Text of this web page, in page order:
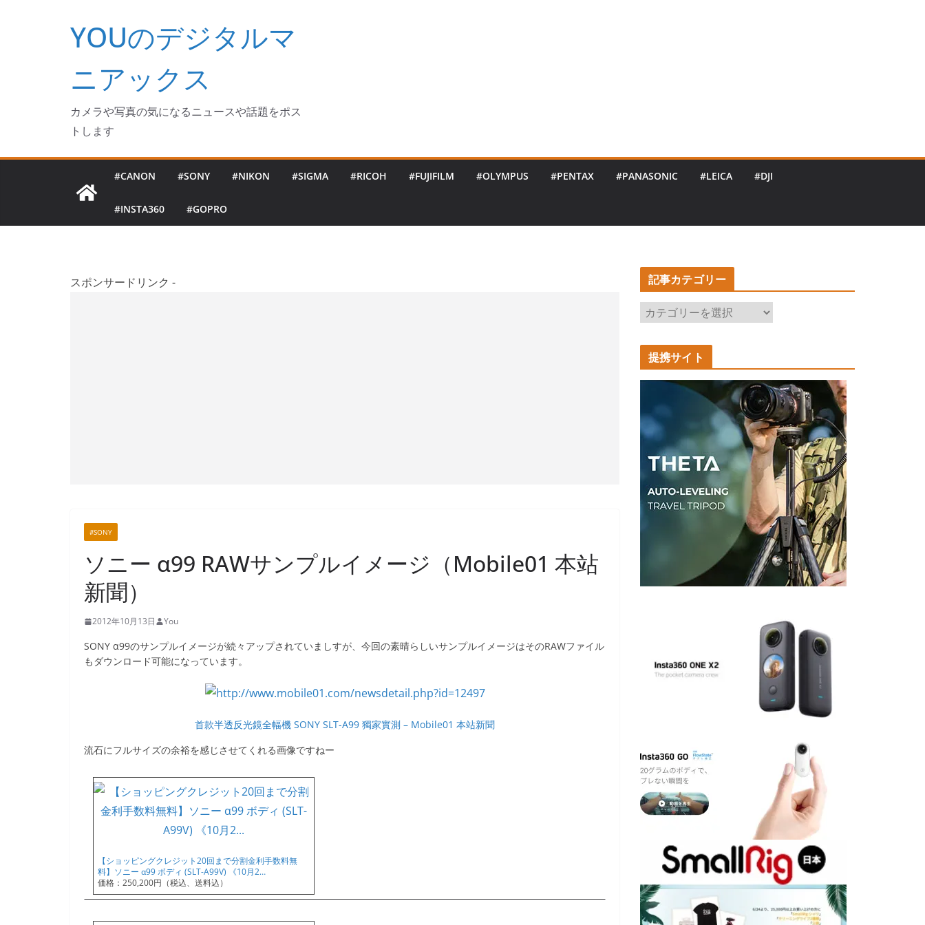
ッ
YOUのデジタルマ
ニアックス
カメラや写真の気になるニュースや話題をポス
トします
#CANON #SONY #NIKON #SIGMA #RICOH #FUJIFILM #OLYMPUS #PENTAX #PANASONIC #LEICA #DJI
#INSTA360 #GOPRO
スポンサードリンク -
#SONY
ソニー α99 RAWサンプルイメージ（Mobile01 本站
新聞）
2012年10月13日 You
SONY α99のサンプルイメージが続々アップされていましすが、今回の素晴らしいサンプルイメージはそのRAWファイル
もダウンロード可能になっています。
首款半透反光鏡全幅機 SONY SLT-A99 獨家實測 – Mobile01 本站新聞
流石にフルサイズの余裕を感じさせてくれる画像ですねー
【ショッピングクレジット20回まで分割金利手数料無
料】ソニー α99 ボディ (SLT-A99V) 《10月2…
価格：250,200円（税込、送料込）
記事カテゴリー
記
事
カ
テ
ゴ
ー
提携サイト